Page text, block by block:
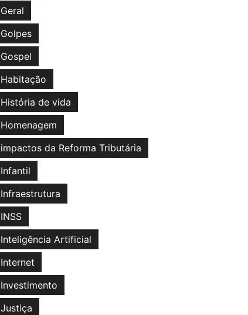
Geral
Golpes
Gospel
Habitação
História de vida
Homenagem
impactos da Reforma Tributária
Infantil
Infraestrutura
INSS
Inteligência Artificial
Internet
Investimento
Justiça